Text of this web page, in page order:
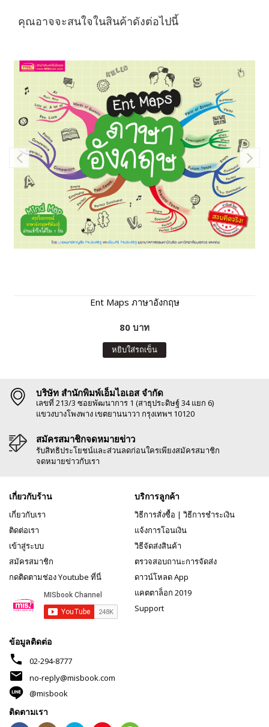
คุณอาจจะสนใจในสินค้าดังต่อไปนี้
Ent Maps ภาษาอังกฤษ
80 บาท
หยิบใส่รถเข็น
บริษัท สำนักพิมพ์เอ็มไอเอส จำกัด
เลขที่ 213/3 ซอยพัฒนาการ 1 (สาธุประดิษฐ์ 34 แยก 6)
แขวงบางโพงพาง เขตยานนาวา กรุงเทพฯ 10120
สมัครสมาชิกจดหมายข่าว
รับสิทธิประโยชน์และส่วนลดก่อนใครเพียงสมัครสมาชิก
จดหมายข่าวกับเรา
เกี่ยวกับร้าน
เกี่ยวกับเรา
ติดต่อเรา
เข้าสู่ระบบ
สมัครสมาชิก
กดติดตามช่อง Youtube ที่นี่
บริการลูกค้า
วิธีการสั่งซื้อ | วิธีการชำระเงิน
แจ้งการโอนเงิน
วิธีจัดส่งสินค้า
ตรวจสอบถานะการจัดส่ง
ดาวน์โหลด App
แคตตาล็อก 2019
Support
ข้อมูลติดต่อ
phone 02-294-8777
mail
no-reply@misbook.com
@misbook
ติดตามเรา